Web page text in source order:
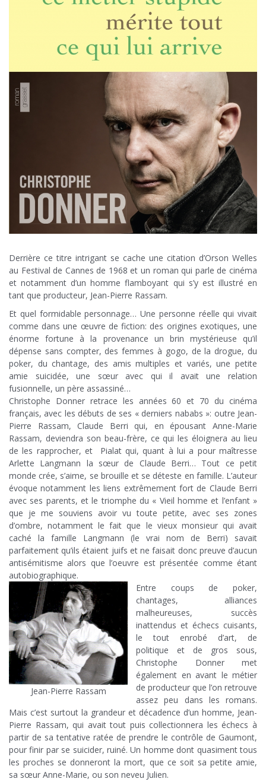
Derrière ce titre intrigant se cache une citation d’Orson Welles
au Festival de Cannes de 1968 et un roman qui parle de cinéma
et notamment d’un homme flamboyant qui s’y est illustré en
tant que producteur, Jean-Pierre Rassam.
Et quel formidable personnage… Une personne réelle qui vivait
comme dans une œuvre de fiction: des origines exotiques, une
énorme fortune à la provenance un brin mystérieuse qu’il
dépense sans compter, des femmes à gogo, de la drogue, du
poker, du chantage, des amis multiples et variés, une petite
amie suicidée, une sœur avec qui il avait une relation
fusionnelle, un père assassiné…
Christophe Donner retrace les années 60 et 70 du cinéma
français, avec les débuts de ses « derniers nababs »: outre Jean-
Pierre Rassam, Claude Berri qui, en épousant Anne-Marie
Rassam, deviendra son beau-frère, ce qui les éloignera au lieu
de les rapprocher, et Pialat qui, quant à lui a pour maîtresse
Arlette Langmann la sœur de Claude Berri… Tout ce petit
monde crée, s’aime, se brouille et se déteste en famille. L’auteur
évoque notamment les liens extrêmement fort de Claude Berri
avec ses parents, et le triomphe du « Vieil homme et l’enfant »
que je me souviens avoir vu toute petite, avec ses zones
d’ombre, notamment le fait que le vieux monsieur qui avait
caché la famille Langmann (le vrai nom de Berri) savait
parfaitement qu’ils étaient juifs et ne faisait donc preuve d’aucun
antisémitisme alors que l’oeuvre est présentée comme étant
autobiographique.
Jean-Pierre Rassam
Entre coups de poker,
chantages, alliances
malheureuses, succès
inattendus et échecs cuisants,
le tout enrobé d’art, de
politique et de gros sous,
Christophe Donner met
également en avant le métier
de producteur que l’on retrouve
assez peu dans les romans.
Mais c’est surtout la grandeur et décadence d’un homme, Jean-
Pierre Rassam, qui avait tout puis collectionnera les échecs à
partir de sa tentative ratée de prendre le contrôle de Gaumont,
pour finir par se suicider, ruiné. Un homme dont quasiment tous
les proches se donneront la mort, que ce soit sa petite amie,
sa sœur Anne-Marie, ou son neveu Julien.